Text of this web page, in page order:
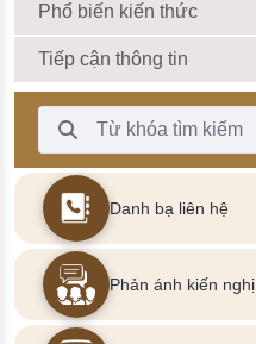
Phổ biến kiến thức
Tiếp cận thông tin
Thanh Tìm kiếm
Danh bạ liên hệ
Phản ánh kiến nghị